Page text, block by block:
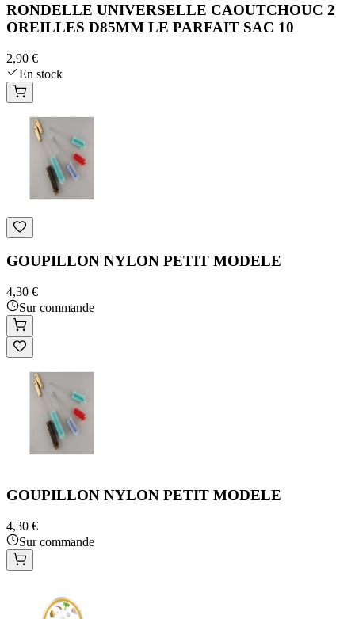
RONDELLE UNIVERSELLE CAOUTCHOUC 2
OREILLES D85MM LE PARFAIT SAC 10
2,90 €
En stock
GOUPILLON NYLON PETIT MODELE
4,30 €
Sur commande
GOUPILLON NYLON PETIT MODELE
4,30 €
Sur commande